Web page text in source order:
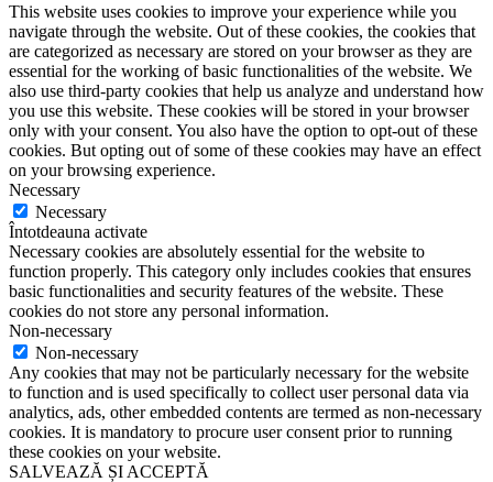
This website uses cookies to improve your experience while you
navigate through the website. Out of these cookies, the cookies that
are categorized as necessary are stored on your browser as they are
essential for the working of basic functionalities of the website. We
also use third-party cookies that help us analyze and understand how
you use this website. These cookies will be stored in your browser
only with your consent. You also have the option to opt-out of these
cookies. But opting out of some of these cookies may have an effect
on your browsing experience.
Necessary
Necessary
Întotdeauna activate
Necessary cookies are absolutely essential for the website to
function properly. This category only includes cookies that ensures
basic functionalities and security features of the website. These
cookies do not store any personal information.
Non-necessary
Non-necessary
Any cookies that may not be particularly necessary for the website
to function and is used specifically to collect user personal data via
analytics, ads, other embedded contents are termed as non-necessary
cookies. It is mandatory to procure user consent prior to running
these cookies on your website.
SALVEAZĂ ȘI ACCEPTĂ